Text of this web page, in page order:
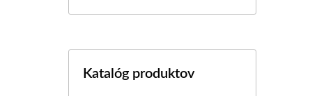
Katalóg produktov